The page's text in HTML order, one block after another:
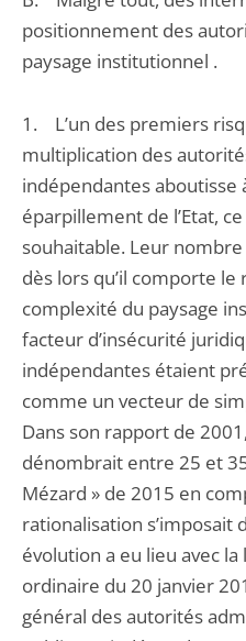
positionnement des
paysage institutionnel .
1. L’un des premiers
multiplication des
indépendantes
éparpillement de l’Etat,
souhaitable. Leur
dès lors qu’il comporte le
complexité du paysage
facteur d’insécurité
indépendantes étaient
comme un vecteur de
Dans son rapport de
dénombrait entre 25 et
Mézard » de 2015 en
rationalisation s’imposait
évolution a eu lieu avec
ordinaire du 20 janvier
général des autorités